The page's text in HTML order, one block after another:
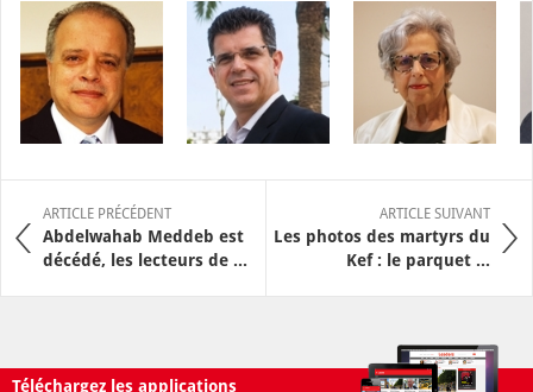
ARTICLE PRÉCÉDENT
Abdelwahab Meddeb est
décédé, les lecteurs de ...
ARTICLE SUIVANT
Les photos des martyrs du
Kef : le parquet ...
Téléchargez les applications